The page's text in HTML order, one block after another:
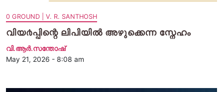
0 GROUND | V. R. SANTHOSH
വിയ൪പ്പിന്റെ ലിപിയിൽ അഴുക്കെന്ന സ്നേഹം
വി.ആര്‍.സന്തോഷ്
May 21, 2026 - 8:08 am